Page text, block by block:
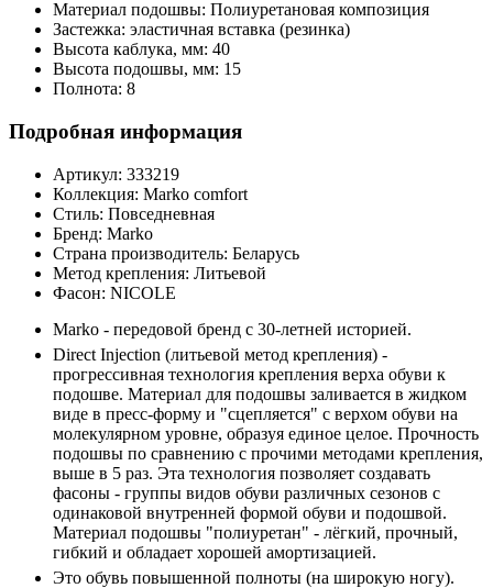
Материал подошвы: Полиуретановая композиция
Застежка: эластичная вставка (резинка)
Высота каблука, мм: 40
Высота подошвы, мм: 15
Полнота: 8
Подробная информация
Артикул: 333219
Коллекция: Marko comfort
Стиль: Повседневная
Бренд: Marko
Страна производитель: Беларусь
Метод крепления: Литьевой
Фасон: NICOLE
Marko - передовой бренд с 30-летней историей.
Direct Injection (литьевой метод крепления) -
прогрессивная технология крепления верха обуви к
подошве. Материал для подошвы заливается в жидком
виде в пресс-форму и "сцепляется" с верхом обуви на
молекулярном уровне, образуя единое целое. Прочность
подошвы по сравнению с прочими методами крепления,
выше в 5 раз. Эта технология позволяет создавать
фасоны - группы видов обуви различных сезонов с
одинаковой внутренней формой обуви и подошвой.
Материал подошвы "полиуретан" - лёгкий, прочный,
гибкий и обладает хорошей амортизацией.
Это обувь повышенной полноты (на широкую ногу).